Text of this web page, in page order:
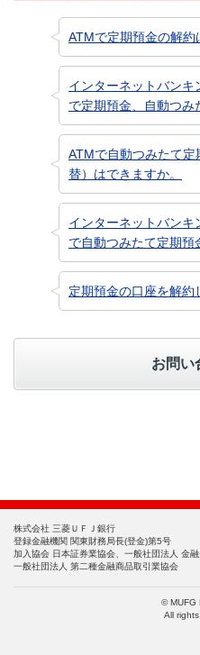
ATMで定期預金の解約
インターネットバンキ
で定期預金、自動つみ
ATMで自動つみたて
替）はできますか。
インターネットバンキ
で自動つみたて定期預
定期預金の口座を解約
お問い
株式会社 三菱ＵＦＪ銀行
登録金融機関 関東財務局長(登金)第5号
加入協会 日本証券業協会、一般社団法人 金融
一般社団法人 第二種金融商品取引業協会
© MUFG
All rights